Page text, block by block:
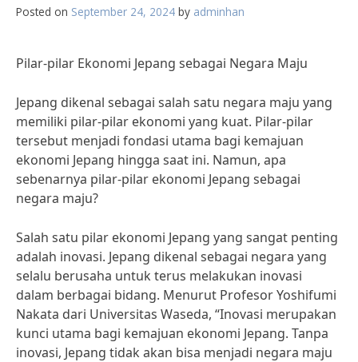
Posted on September 24, 2024 by adminhan
Pilar-pilar Ekonomi Jepang sebagai Negara Maju
Jepang dikenal sebagai salah satu negara maju yang
memiliki pilar-pilar ekonomi yang kuat. Pilar-pilar
tersebut menjadi fondasi utama bagi kemajuan
ekonomi Jepang hingga saat ini. Namun, apa
sebenarnya pilar-pilar ekonomi Jepang sebagai
negara maju?
Salah satu pilar ekonomi Jepang yang sangat penting
adalah inovasi. Jepang dikenal sebagai negara yang
selalu berusaha untuk terus melakukan inovasi
dalam berbagai bidang. Menurut Profesor Yoshifumi
Nakata dari Universitas Waseda, “Inovasi merupakan
kunci utama bagi kemajuan ekonomi Jepang. Tanpa
inovasi, Jepang tidak akan bisa menjadi negara maju